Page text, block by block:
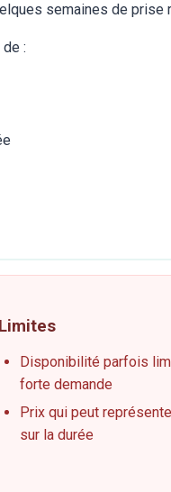
semaines de prise
:
Limites
Disponibilité parfois
forte demande
Prix qui peut
sur la durée